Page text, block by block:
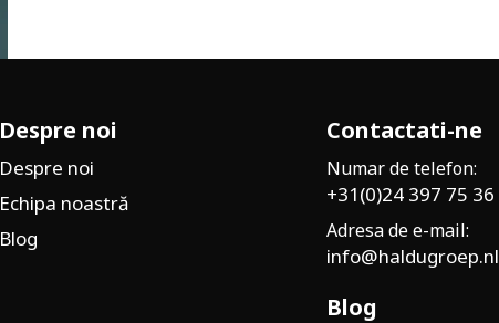
Despre noi
Despre noi
Echipa noastră
Blog
Contactati-ne
Numar de telefon:
+31(0)24 397 75 36
Adresa de e-mail:
info@haldugroep.nl
Blog